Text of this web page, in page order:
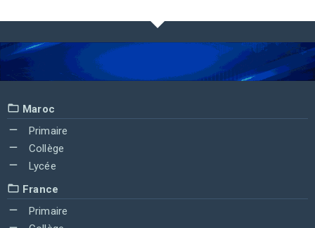
Maroc
Primaire
Collège
Lycée
France
Primaire